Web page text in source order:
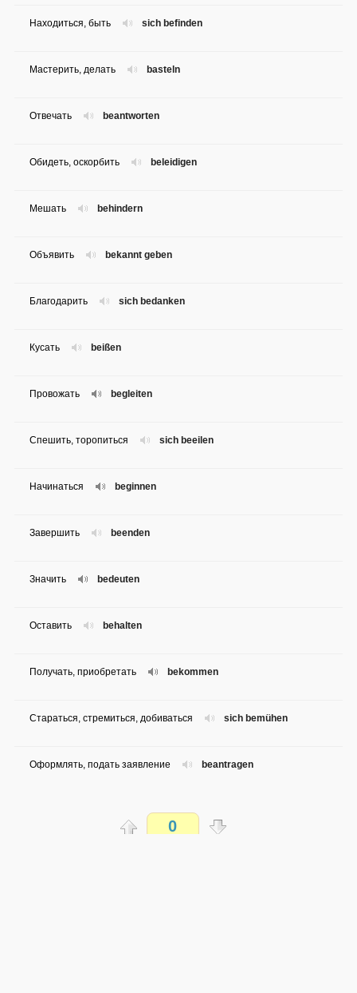
sich befinden
Находиться, быть
basteln
Мастерить, делать
beantworten
Отвечать
beleidigen
Обидеть, оскорбить
behindern
Мешать
bekannt geben
Объявить
sich bedanken
Благодарить
beißen
Кусать
begleiten
Провожать
sich beeilen
Спешить, торопиться
beginnen
Начинаться
beenden
Завершить
bedeuten
Значить
behalten
Оставить
bekommen
Получать, приобретать
sich bemühen
Стараться, стремиться, добиваться
beantragen
Оформлять, подать заявление
Лечить, обсуждать, расматривать
0